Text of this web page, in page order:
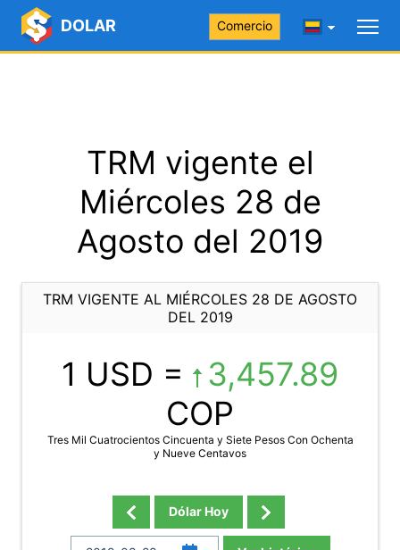
DOLAR Comercio
TRM vigente el
Miércoles 28 de
Agosto del 2019
TRM VIGENTE AL MIÉRCOLES 28 DE AGOSTO
DEL 2019
1 USD =
3,457.89
COP
Tres Mil Cuatrocientos Cincuenta y Siete Pesos Con Ochenta
y Nueve Centavos
Dólar Hoy